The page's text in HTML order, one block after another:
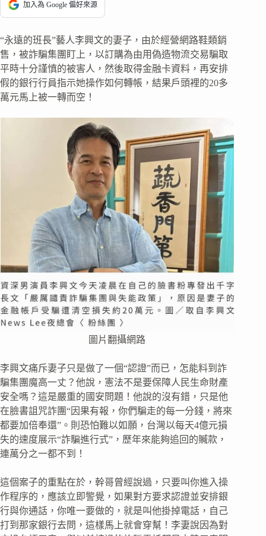
加入為 Google 偏好來源
“永遠的班長”藝人李興文的妻子，由於經營網路鞋類銷
售，被詐騙集團盯上，以訂購為由用偽造物流交易騙取
平時十分謹慎的被害人，然後取得金融卡資料，再安排
假的銀行行員指示她操作如何轉帳，結果戶頭裡的20多
萬元馬上被一轉而空！
圖片翻攝網路
李興文痛斥妻子只是做了一個“認證”而已，怎能料到詐
騙集團魔高一丈？他說，憲法不是要保障人民生命財產
安全嗎？這是嚴重的國安問題！他說的沒有錯，只是他
在臉書詛咒詐團“因果有報，你們騙走的每一分錢，將來
都要加倍奉還”。則恐怕難以如願，台灣以每天4億元損
失的速度展示“詐騙進行式”，歷年來能夠追回的贓款，
連萬分之一都不到！
這個案子的重點在於，幹哥曾經說過，只要叫你進入操
作程序的，應該立即警覺，如果對方要求認證並安排銀
行與你通話，你唯一要做的，就是叫他掛掉電話，自己
打到那家銀行去問，這樣馬上就會穿幫！李妻說因為對